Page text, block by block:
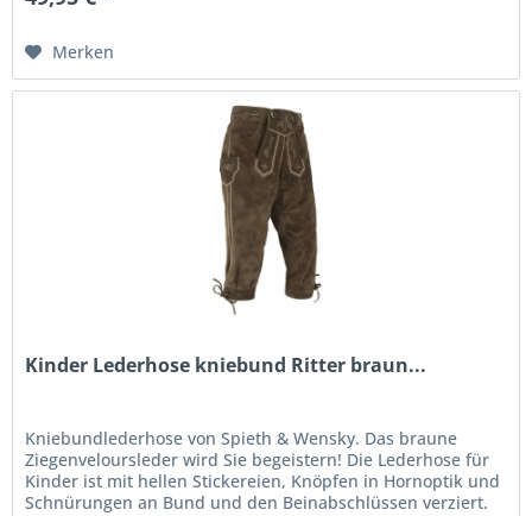
Merken
Kinder Lederhose kniebund Ritter braun...
Kniebundlederhose von Spieth & Wensky. Das braune
Ziegenveloursleder wird Sie begeistern! Die Lederhose für
Kinder ist mit hellen Stickereien, Knöpfen in Hornoptik und
Schnürungen an Bund und den Beinabschlüssen verziert.